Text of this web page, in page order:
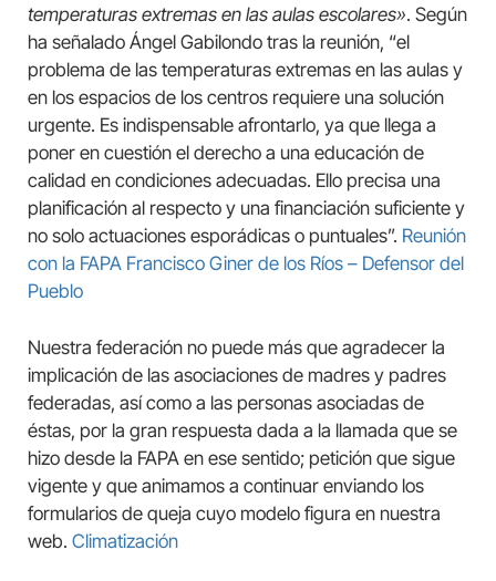
temperaturas extremas en las aulas escolares». Según
ha señalado Ángel Gabilondo tras la reunión, “el
problema de las temperaturas extremas en las aulas y
en los espacios de los centros requiere una solución
urgente. Es indispensable afrontarlo, ya que llega a
poner en cuestión el derecho a una educación de
calidad en condiciones adecuadas. Ello precisa una
planificación al respecto y una financiación suficiente y
no solo actuaciones esporádicas o puntuales”. Reunión
con la FAPA Francisco Giner de los Ríos – Defensor del
Pueblo
Nuestra federación no puede más que agradecer la
implicación de las asociaciones de madres y padres
federadas, así como a las personas asociadas de
éstas, por la gran respuesta dada a la llamada que se
hizo desde la FAPA en ese sentido; petición que sigue
vigente y que animamos a continuar enviando los
formularios de queja cuyo modelo figura en nuestra
web. Climatización